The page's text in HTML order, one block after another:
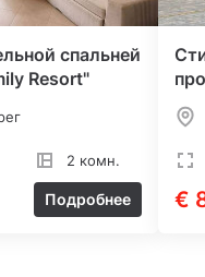
спальней
Resort"
2 комн.
Подробнее €